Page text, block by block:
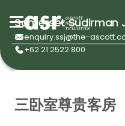
Somerset Sudirman
enquiry.ssj@the-
+62 21 2522 800
三卧室尊贵客房